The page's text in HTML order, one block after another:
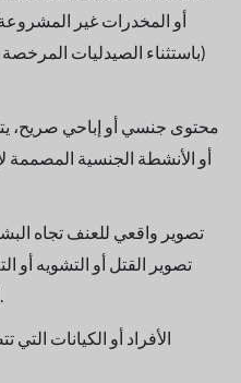
أو المخدرات غير
(باستثناء الصيدليات
محتوى جنسي أو إباحي صريح،
أو الأنشطة الجنسية المصممة
تصوير واقعي للعنف تجاه
تصوير القتل أو التشويه أو
المحتوى الذي يدعو إلى العنف.
الأفراد أو الكيانات